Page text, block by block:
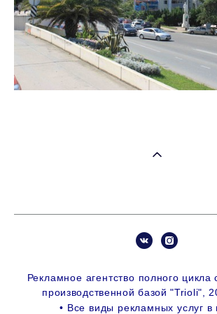
Рекламное агентство полного цикла
производственной базой "Trioli",
• Все виды рекламных услуг в